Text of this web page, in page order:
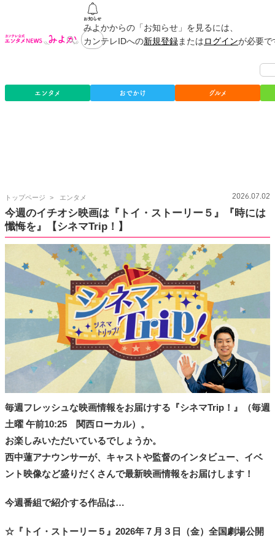
みよかからの「お知らせ」を見るには、
カンテレIDへの新規登録またはログインが必要
エンタメ おでかけ グルメ
トップページ
テ
公
式
エ
E
W
よ
」
エンタメ 2026.07.02
今週のイチオシ映画は『トイ・ストーリー５』『時には
懺悔を』【シネマTrip！】
毎週フレッシュな映画情報をお届けする『シネマTrip！』（毎週
土曜 午前10:25 関西ローカル）。
お楽しみいただいているでしょうか。
西中蓮アナウンサーが、キャストや監督のインタビュー、イベ
ント映像など盛りだくさんで最新映画情報をお届けします！
今週番組で紹介する作品は…
☆『トイ・ストーリー５』2026年７月３日（金）全国劇場公開